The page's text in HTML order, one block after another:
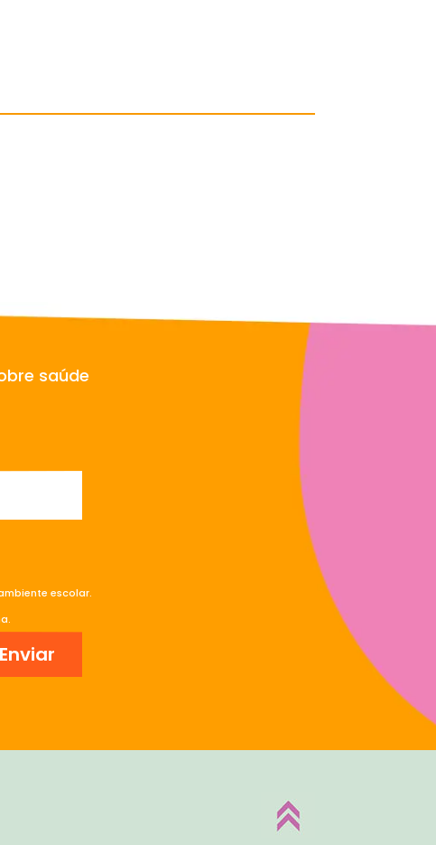
saúde
escolar.